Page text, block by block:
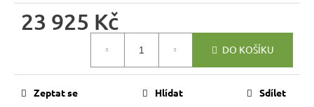
23 925 Kč
DO KOŠÍKU
Zeptat se Hlídat Sdílet
MASIVU
MET